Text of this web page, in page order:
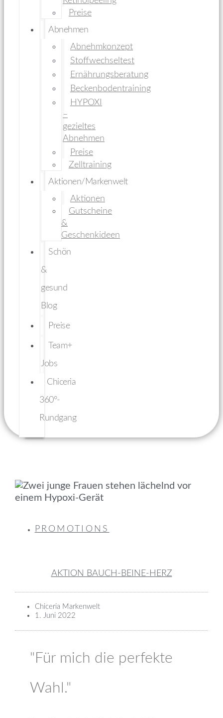
Preise
Abnehmen
Abnehmkonzept
Stoffwechseltest
Ernährungsberatung
Beckenbodentraining
HYPOXI
–
gezieltes
Abnehmen
Preise
Zelltraining
Aktionen/Markenwelt
Aktionen
Gutscheine
&
Geschenkideen
Schön
&
gesund
Blog
Preise
Team+
Jobs
Chiceria
360°-
Rundgang
PROMOTIONS
AKTION BAUCH-BEINE-HERZ
Chiceria Markenwelt
1. Juni 2022
"Für mich die perfekte
Wahl."